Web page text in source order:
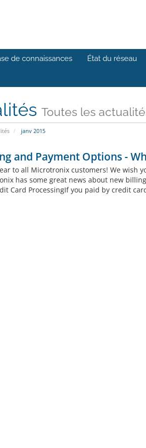
de connaissances État du réseau
Toutes les
janv 2015
and Payment Options -
to all Microtronix customers! We wish
has some great news about new
Card ProcessingIf you paid by credit